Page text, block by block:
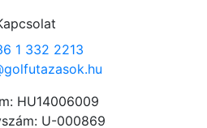
1 332 2213
HU14006009
U-000869